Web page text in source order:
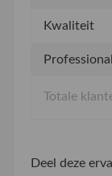
Kwaliteit
Totale
Deel deze